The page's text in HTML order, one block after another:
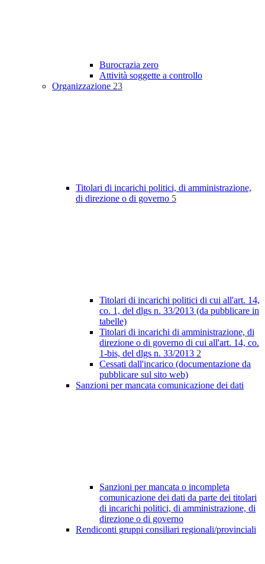
Burocrazia zero
Attività soggette a controllo
Organizzazione 23
Titolari di incarichi politici, di amministrazione,
di direzione o di governo 5
Titolari di incarichi politici di cui all'art. 14,
co. 1, del dlgs n. 33/2013 (da pubblicare in
tabelle)
Titolari di incarichi di amministrazione, di
direzione o di governo di cui all'art. 14, co.
1-bis, del dlgs n. 33/2013 2
Cessati dall'incarico (documentazione da
pubblicare sul sito web)
Sanzioni per mancata comunicazione dei dati
Sanzioni per mancata o incompleta
comunicazione dei dati da parte dei titolari
di incarichi politici, di amministrazione, di
direzione o di governo
Rendiconti gruppi consiliari regionali/provinciali